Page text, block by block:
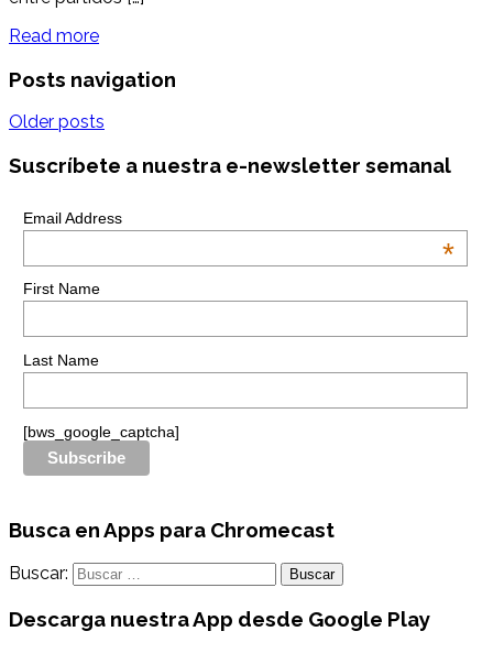
Read more
Posts navigation
Older posts
Suscríbete a nuestra e-newsletter semanal
Email Address
*
First Name
Last Name
[bws_google_captcha]
Busca en Apps para Chromecast
Buscar:
Descarga nuestra App desde Google Play